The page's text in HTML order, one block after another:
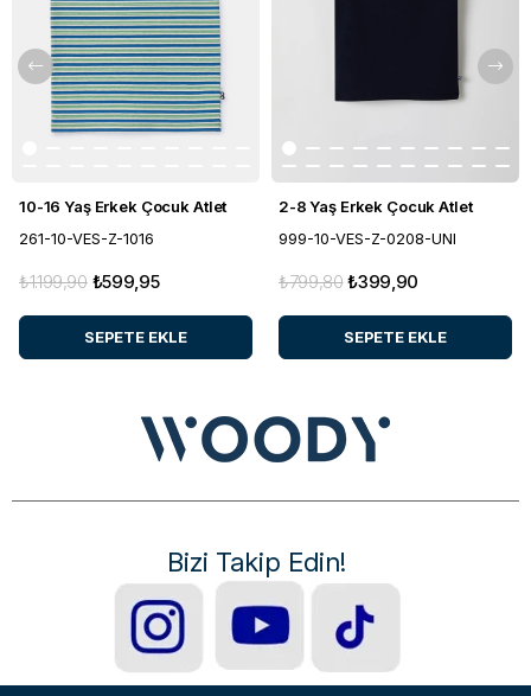
10-16 Yaş Erkek Çocuk Atlet
261-10-VES-Z-1016
₺599,95
₺1.199,90
SEPETE EKLE
2-8 Yaş Erkek Çocuk Atlet
999-10-VES-Z-0208-UNI
₺399,90
₺799,80
SEPETE EKLE
Bizi Takip Edin!